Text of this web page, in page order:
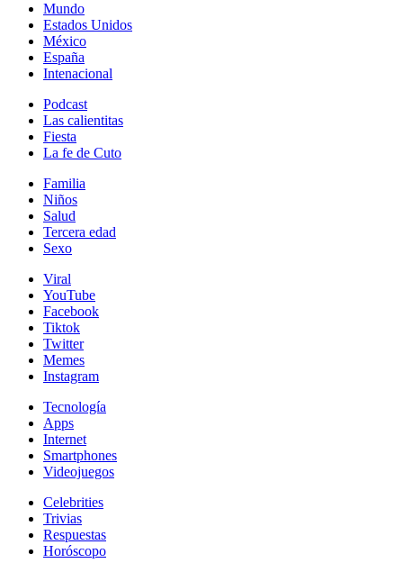
Mundo
Estados Unidos
México
España
Intenacional
Podcast
Las calientitas
Fiesta
La fe de Cuto
Familia
Niños
Salud
Tercera edad
Sexo
Viral
YouTube
Facebook
Tiktok
Twitter
Memes
Instagram
Tecnología
Apps
Internet
Smartphones
Videojuegos
Celebrities
Trivias
Respuestas
Horóscopo